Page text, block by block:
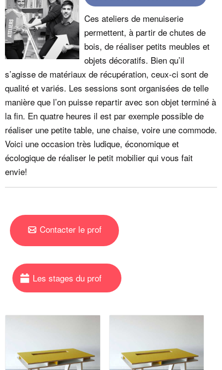
Ces ateliers de menuiserie
permettent, à partir de chutes de
bois, de réaliser petits meubles et
objets décoratifs. Bien qu’il
s’agisse de matériaux de récupération, ceux-ci sont de
qualité et variés. Les sessions sont organisées de telle
manière que l’on puisse repartir avec son objet terminé à
la fin. En quatre heures il est par exemple possible de
réaliser une petite table, une chaise, voire une commode.
Voici une occasion très ludique, économique et
écologique de réaliser le petit mobilier qui vous fait
envie!
Contacter le prof